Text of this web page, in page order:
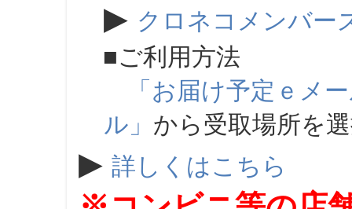
▶ クロネコメンバー
■ご利用方法
「お届け予定ｅメ
ル」 から受取場所を
▶ 詳しくはこちら